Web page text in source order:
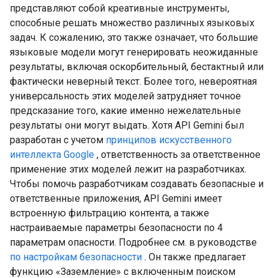
представляют собой креативные инструменты,
способные решать множество различных языковых
задач. К сожалению, это также означает, что большие
языковые модели могут генерировать неожиданные
результаты, включая оскорбительный, бестактный или
фактически неверный текст. Более того, невероятная
универсальность этих моделей затрудняет точное
предсказание того, какие именно нежелательные
результаты они могут выдать. Хотя API Gemini был
разработан с учетом принципов искусственного
интеллекта Google , ответственность за ответственное
применение этих моделей лежит на разработчиках.
Чтобы помочь разработчикам создавать безопасные и
ответственные приложения, API Gemini имеет
встроенную фильтрацию контента, а также
настраиваемые параметры безопасности по 4
параметрам опасности. Подробнее см. в руководстве
по настройкам безопасности . Он также предлагает
функцию «Заземление» с включенным поиском